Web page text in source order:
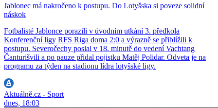
Jablonec má nakročeno k postupu. Do Lotyšska si poveze solidní
náskok
Fotbalisté Jablonce porazili v úvodním utkání 3. předkola
Konferenční ligy RFS Riga doma 2:0 a výrazně se přiblížili k
postupu. Severočechy poslal v 18. minutě do vedení Vachtang
Čanturišvili a po pauze přidal pojistku Matěj Polidar. Odveta je na
programu za týden na stadionu lídra lotyšské ligy.
Aktuálně.cz - Sport
dnes, 18:03